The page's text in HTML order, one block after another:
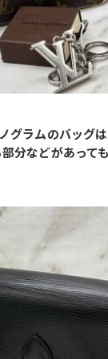
グラムのバッグ
分などがあって